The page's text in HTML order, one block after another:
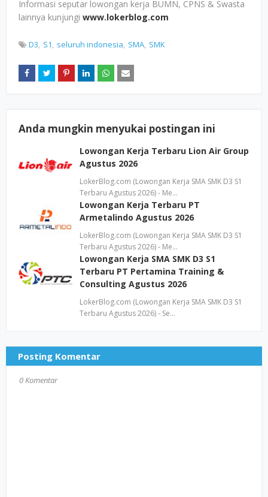
Informasi seputar lowongan kerja BUMN, CPNS & Swasta
lainnya kunjungi www.lokerblog.com
D3 S1 seluruh indonesia SMA SMK
Anda mungkin menyukai postingan ini
Lowongan Kerja Terbaru Lion Air Group
Agustus 2026
LokerBlog.com (Lowongan Kerja SMA SMK D3 S1
Terbaru Agustus 2026) - Me…
Lowongan Kerja Terbaru PT
Armetalindo Agustus 2026
LokerBlog.com (Lowongan Kerja SMA SMK D3 S1
Terbaru Agustus 2026) - Me…
Lowongan Kerja SMA SMK D3 S1
Terbaru PT Pertamina Training &
Consulting Agustus 2026
LokerBlog.com (Lowongan Kerja SMA SMK D3 S1
Terbaru Agustus 2026) - Se…
Posting Komentar
0 Komentar